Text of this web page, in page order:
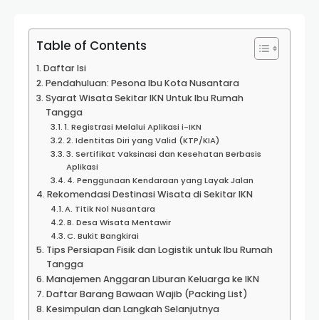
Table of Contents
Daftar Isi
Pendahuluan: Pesona Ibu Kota Nusantara
Syarat Wisata Sekitar IKN Untuk Ibu Rumah
Tangga
1. Registrasi Melalui Aplikasi i-IKN
2. Identitas Diri yang Valid (KTP/KIA)
3. Sertifikat Vaksinasi dan Kesehatan Berbasis
Aplikasi
4. Penggunaan Kendaraan yang Layak Jalan
Rekomendasi Destinasi Wisata di Sekitar IKN
A. Titik Nol Nusantara
B. Desa Wisata Mentawir
C. Bukit Bangkirai
Tips Persiapan Fisik dan Logistik untuk Ibu Rumah
Tangga
Manajemen Anggaran Liburan Keluarga ke IKN
Daftar Barang Bawaan Wajib (Packing List)
Kesimpulan dan Langkah Selanjutnya